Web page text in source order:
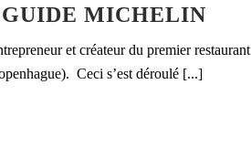
MICHELIN
et créateur du premier restaurant
Ceci s’est déroulé [...]